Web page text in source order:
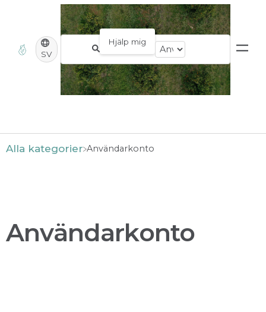
SV
Alla kategorier ​Användarkonto
Användarkonto